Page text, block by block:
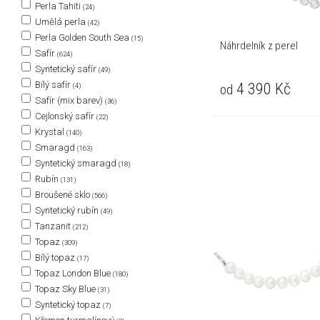
Perla Tahiti (24)
Umělá perla (42)
Perla Golden South Sea (15)
Safír (624)
Syntetický safír (49)
Bílý safír (4)
Safír (mix barev) (36)
Cejlonský safír (22)
Krystal (140)
Smaragd (163)
Syntetický smaragd (18)
Rubín (131)
Broušené sklo (566)
Syntetický rubín (49)
Tanzanit (212)
Topaz (309)
Bílý topaz (17)
Topaz London Blue (180)
Topaz Sky Blue (31)
Syntetický topaz (7)
Náhrdelník z perel
od 4 390 Kč